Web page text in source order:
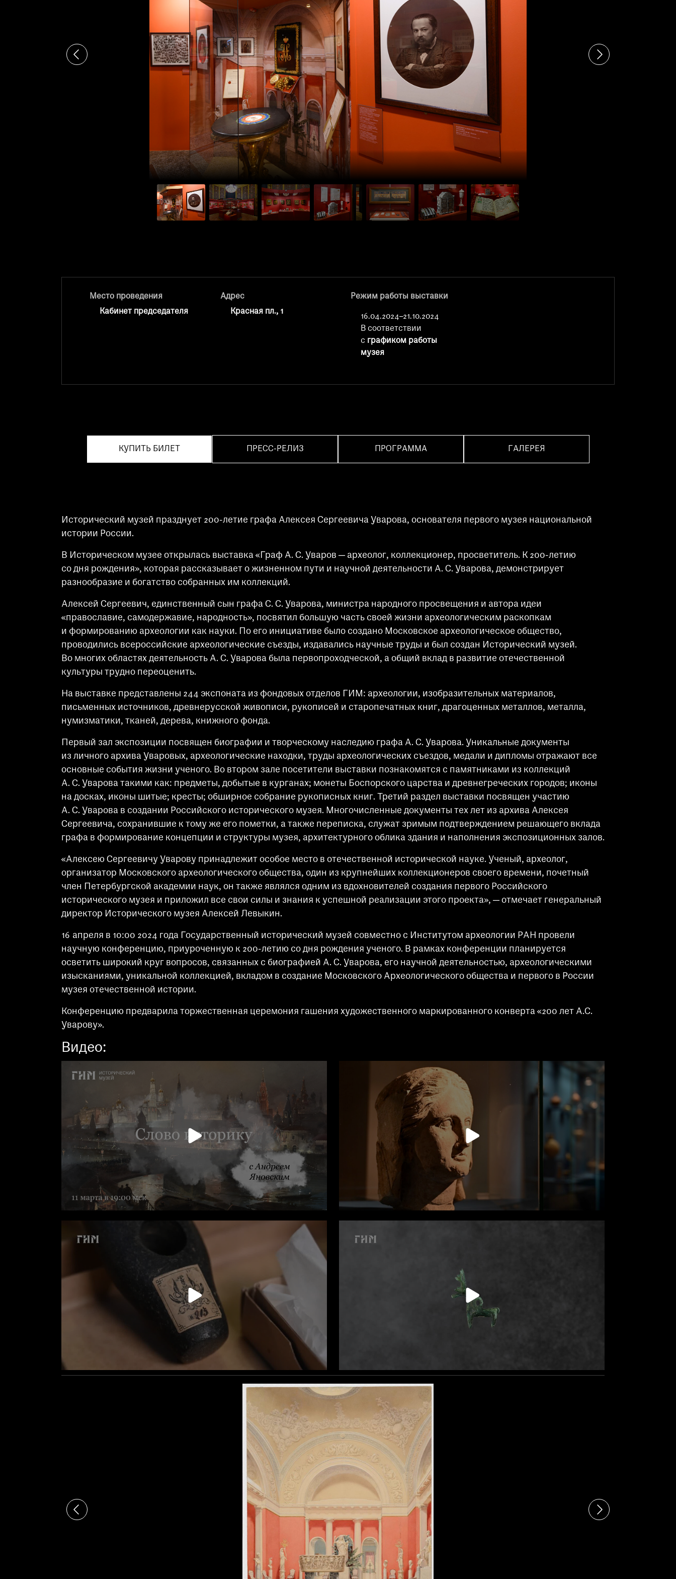
Пройти опрос
Место проведения
Кабинет председателя
Адрес
Красная пл., 1
Режим работы выставки
16.04.2024–21.10.2024
В соответствии
с графиком работы
музея
КУПИТЬ БИЛЕТ ПРЕСС-РЕЛИЗ ПРОГРАММА ГАЛЕРЕЯ
Исторический музей празднует 200-летие графа Алексея Сергеевича Уварова, основателя первого музея национальной
истории России.
В Историческом музее открылась выставка «Граф А. С. Уваров — археолог, коллекционер, просветитель. К 200-летию
со дня рождения», которая рассказывает о жизненном пути и научной деятельности А. С. Уварова, демонстрирует
разнообразие и богатство собранных им коллекций.
Алексей Сергеевич, единственный сын графа С. С. Уварова, министра народного просвещения и автора идеи
«православие, самодержавие, народность», посвятил большую часть своей жизни археологическим раскопкам
и формированию археологии как науки. По его инициативе было создано Московское археологическое общество,
проводились всероссийские археологические съезды, издавались научные труды и был создан Исторический музей.
Во многих областях деятельность А. С. Уварова была первопроходческой, а общий вклад в развитие отечественной
культуры трудно переоценить.
На выставке представлены 244 экспоната из фондовых отделов ГИМ: археологии, изобразительных материалов,
письменных источников, древнерусской живописи, рукописей и старопечатных книг, драгоценных металлов, металла,
нумизматики, тканей, дерева, книжного фонда.
Первый зал экспозиции посвящен биографии и творческому наследию графа А. С. Уварова. Уникальные документы
из личного архива Уваровых, археологические находки, труды археологических съездов, медали и дипломы отражают все
основные события жизни ученого. Во втором зале посетители выставки познакомятся с памятниками из коллекций
А. С. Уварова такими как: предметы, добытые в курганах; монеты Боспорского царства и древнегреческих городов; иконы
на досках, иконы шитые; кресты; обширное собрание рукописных книг. Третий раздел выставки посвящен участию
А. С. Уварова в создании Российского исторического музея. Многочисленные документы тех лет из архива Алексея
Сергеевича, сохранившие к тому же его пометки, а также переписка, служат зримым подтверждением решающего вклада
графа в формирование концепции и структуры музея, архитектурного облика здания и наполнения экспозиционных залов.
«Алексею Сергеевичу Уварову принадлежит особое место в отечественной исторической науке. Ученый, археолог,
организатор Московского археологического общества, один из крупнейших коллекционеров своего времени, почетный
член Петербургской академии наук, он также являлся одним из вдохновителей создания первого Российского
исторического музея и приложил все свои силы и знания к успешной реализации этого проекта», — отмечает генеральный
директор Исторического музея Алексей Левыкин.
16 апреля в 10:00 2024 года Государственный исторический музей совместно с Институтом археологии РАН провели
научную конференцию, приуроченную к 200-летию со дня рождения ученого. В рамках конференции планируется
осветить широкий круг вопросов, связанных с биографией А. С. Уварова, его научной деятельностью, археологическими
изысканиями, уникальной коллекцией, вкладом в создание Московского Археологического общества и первого в России
музея отечественной истории.
Конференцию предварила торжественная церемония гашения художественного маркированного конверта «200 лет А.С.
Уварову».
Видео: